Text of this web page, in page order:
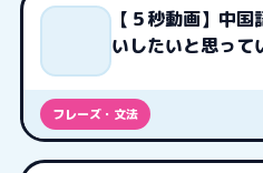
【５秒動画】中
いしたいと思って
フレーズ・文法